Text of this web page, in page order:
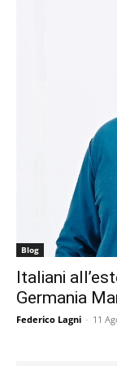
Blog
Italiani
Germania
Federico Lagni - 11